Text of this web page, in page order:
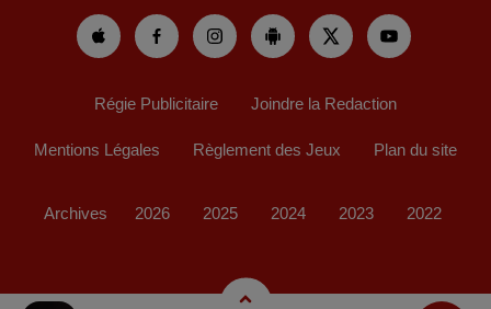
Régie Publicitaire Joindre la Redaction
Mentions Légales Règlement des Jeux Plan du site
Archives 2026 2025 2024 2023 2022